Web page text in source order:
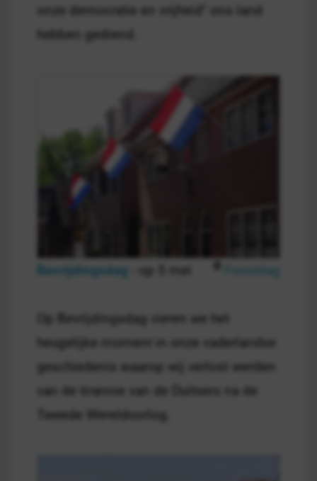
onze democratie en vrijheid" ons land
hebben gediend.
Bevrijdingsdag - op 5 mei Feestdag
Op Bevrijdingsdag vieren we het
heugelijke moment in onze vaderlandse
geschiedenis waarop wij verlost werden
van de tirannie van de Duitsers na de
Tweede Wereldoorlog.